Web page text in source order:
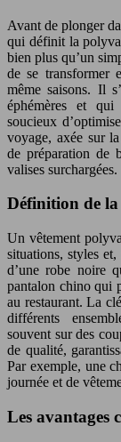
Avant de plonger
qui définit la
bien plus qu’un
de se transformer
même saisons. Il
éphémères et
soucieux
voyage, axée sur
de préparation de
valises surchargées.
Définition de
Un vêtement
situations, styles et,
d’une robe noire
pantalon chino qui
au restaurant. La
différents
souvent sur des
de qualité,
Par exemple, une
journée et de
Les avantages